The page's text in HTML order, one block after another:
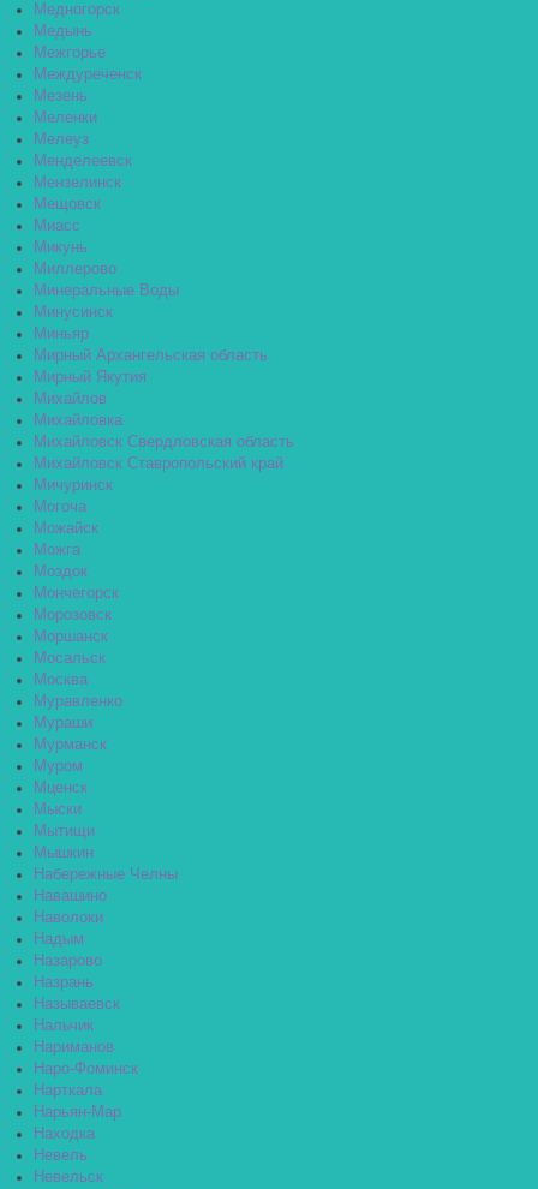
Медногорск
Медынь
Межгорье
Междуреченск
Мезень
Меленки
Мелеуз
Менделеевск
Мензелинск
Мещовск
Миасс
Микунь
Миллерово
Минеральные Воды
Минусинск
Миньяр
Мирный Архангельская область
Мирный Якутия
Михайлов
Михайловка
Михайловск Свердловская область
Михайловск Ставропольский край
Мичуринск
Могоча
Можайск
Можга
Моздок
Мончегорск
Морозовск
Моршанск
Мосальск
Москва
Муравленко
Мураши
Мурманск
Муром
Мценск
Мыски
Мытищи
Мышкин
Набережные Челны
Навашино
Наволоки
Надым
Назарово
Назрань
Называевск
Нальчик
Нариманов
Наро-Фоминск
Нарткала
Нарьян-Мар
Находка
Невель
Невельск